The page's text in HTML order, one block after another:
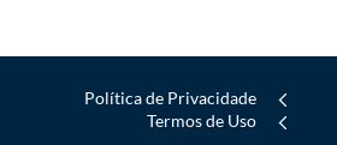
Política de Privacidade
Termos de Uso